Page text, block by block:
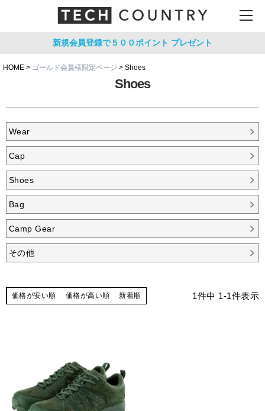
新規会員登録で５００ポイント プレゼント
HOME ゴールド会員様限定ページ Shoes
Shoes
Wear
Cap
Shoes
Bag
Camp Gear
その他
価格が安い順 価格が高い順 新着順 1件中 1-1件表示